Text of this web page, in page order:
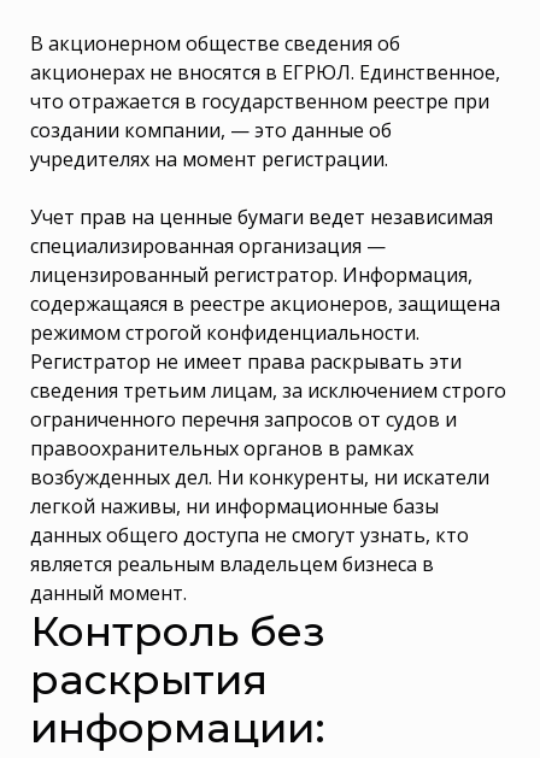
В акционерном обществе сведения об
акционерах не вносятся в ЕГРЮЛ. Единственное,
что отражается в государственном реестре при
создании компании, — это данные об
учредителях на момент регистрации.
Учет прав на ценные бумаги ведет независимая
специализированная организация —
лицензированный регистратор. Информация,
содержащаяся в реестре акционеров, защищена
режимом строгой конфиденциальности.
Регистратор не имеет права раскрывать эти
сведения третьим лицам, за исключением строго
ограниченного перечня запросов от судов и
правоохранительных органов в рамках
возбужденных дел. Ни конкуренты, ни искатели
легкой наживы, ни информационные базы
данных общего доступа не смогут узнать, кто
является реальным владельцем бизнеса в
данный момент.
Контроль без
раскрытия
информации: